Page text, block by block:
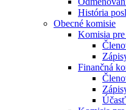
História
Obecné komisie
Komisia
Finančná
Účasť